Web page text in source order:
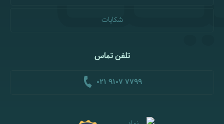
شکایات
تلفن تماس
021 9107 7799